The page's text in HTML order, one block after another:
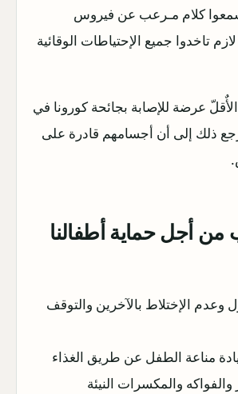
كلام مـرعب عن فيروس
(كوفيد-19) لازم تاخدوا جميع الإحتياطات الوقائية
عرضة للإصابة بجائحة كورونا في
ذلك إلى أن أجسامهم قادرة على
من أجل حماية أطفالنا
وعدم الإختلاط بالآخرين والتوقف
مناعة الطفل عن طريق الغذاء
والمكسرات النيئة